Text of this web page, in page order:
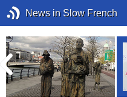
News in Slow French